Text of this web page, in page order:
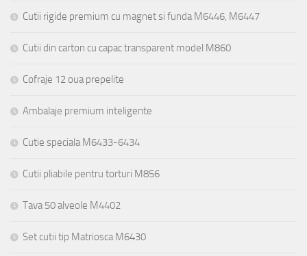
Cutii rigide premium cu magnet si funda M6446, M6447
Cutii din carton cu capac transparent model M860
Cofraje 12 oua prepelite
Ambalaje premium inteligente
Cutie speciala M6433-6434
Cutii pliabile pentru torturi M856
Tava 50 alveole M4402
Set cutii tip Matriosca M6430